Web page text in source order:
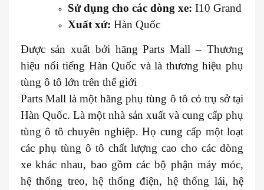
Sử dụng cho các dòng xe: I10 Grand
Xuất xứ: Hàn Quốc
Được sản xuất bởi hãng Parts Mall – Thương
hiệu nổi tiếng Hàn Quốc và là thương hiệu phụ
tùng ô tô lớn trên thế giới
Parts Mall là một hãng phụ tùng ô tô có trụ sở tại
Hàn Quốc. Là một nhà sản xuất và cung cấp phụ
tùng ô tô chuyên nghiệp. Họ cung cấp một loạt
các phụ tùng ô tô chất lượng cao cho các dòng
xe khác nhau, bao gồm các bộ phận máy móc,
hệ thống treo, hệ thống điện, hệ thống lái, hệ